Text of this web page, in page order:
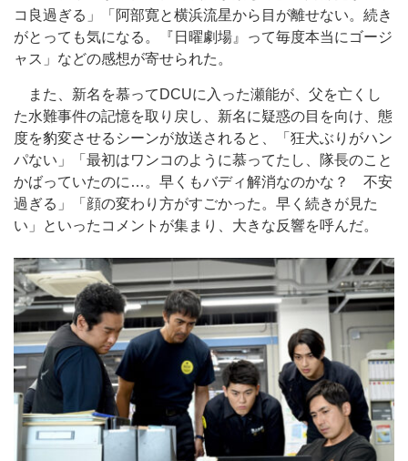
コ良過ぎる」「阿部寛と横浜流星から目が離せない。続き
がとっても気になる。『日曜劇場』って毎度本当にゴージ
ャス」などの感想が寄せられた。
また、新名を慕ってDCUに入った瀬能が、父を亡くし
た水難事件の記憶を取り戻し、新名に疑惑の目を向け、態
度を豹変させるシーンが放送されると、「狂犬ぶりがハン
パない」「最初はワンコのように慕ってたし、隊長のこと
かばっていたのに…。早くもバディ解消なのかな？ 不安
過ぎる」「顔の変わり方がすごかった。早く続きが見た
い」といったコメントが集まり、大きな反響を呼んだ。